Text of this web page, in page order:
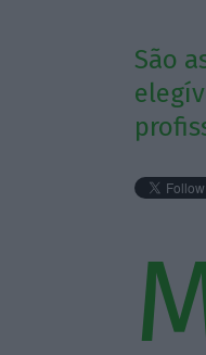
São